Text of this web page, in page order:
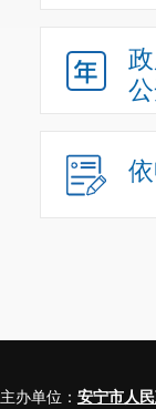
主办单位： 安宁市人